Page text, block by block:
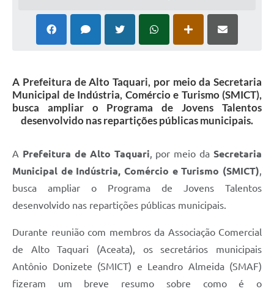
A Prefeitura de Alto Taquari, por meio da Secretaria
Municipal de Indústria, Comércio e Turismo (SMICT),
busca ampliar o Programa de Jovens Talentos
desenvolvido nas repartições públicas municipais.
A Prefeitura de Alto Taquari , por meio da Secretaria
Municipal de Indústria, Comércio e Turismo (SMICT)
busca ampliar o Programa de Jovens Talentos
desenvolvido nas repartições públicas municipais.
Durante reunião com membros da Associação Comercial
de Alto Taquari (Aceata), os secretários municipais
Antônio Donizete (SMICT) e Leandro Almeida (SMAF)
fizeram um breve resumo sobre como é o